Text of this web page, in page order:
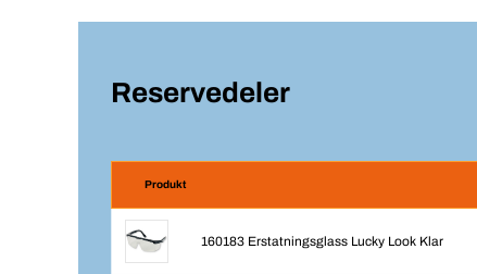
Reservedeler
Produkt
160183 Erstatningsglass Lucky Look Klar